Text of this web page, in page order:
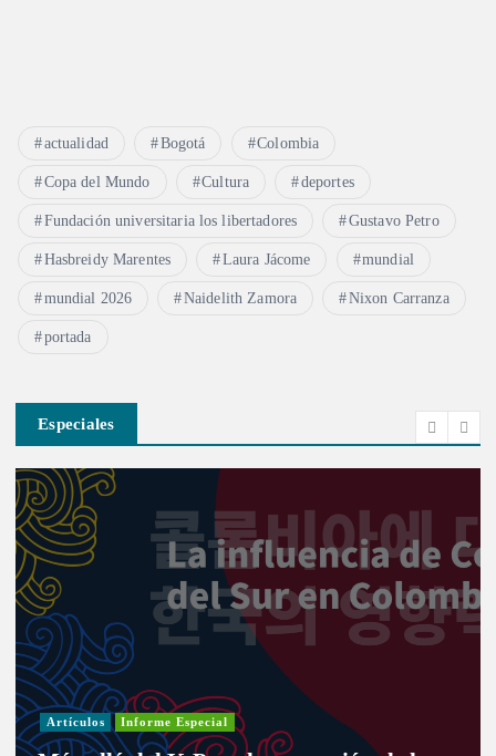
actualidad Bogotá Colombia
Copa del Mundo Cultura deportes
Fundación universitaria los libertadores Gustavo Petro
Hasbreidy Marentes Laura Jácome mundial
mundial 2026 Naidelith Zamora Nixon Carranza
portada
Especiales
Artículos Informe Especial